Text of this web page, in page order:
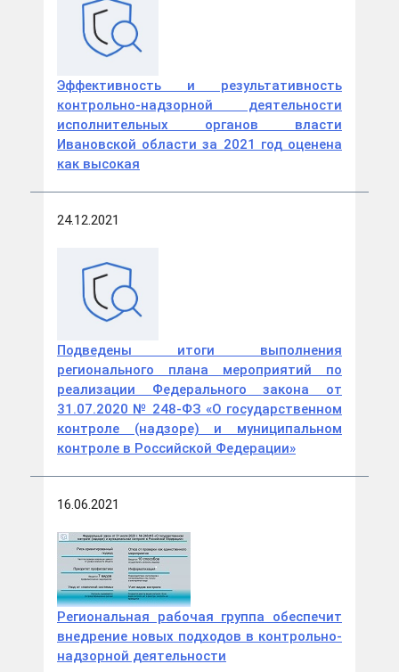
Эффективность и результативность
контрольно-надзорной деятельности
исполнительных органов власти
Ивановской области за 2021 год оценена
как высокая
24.12.2021
Подведены итоги выполнения
регионального плана мероприятий по
реализации Федерального закона от
31.07.2020 № 248-ФЗ «О государственном
контроле (надзоре) и муниципальном
контроле в Российской Федерации»
16.06.2021
Региональная рабочая группа обеспечит
внедрение новых подходов в контрольно-
надзорной деятельности